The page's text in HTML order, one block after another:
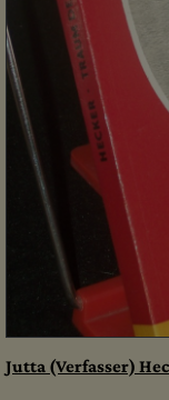
Jutta (Verfasser)